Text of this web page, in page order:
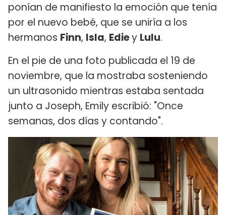
ponían de manifiesto la emoción que tenía
por el nuevo bebé, que se uniría a los
hermanos Finn, Isla, Ediey Lulu.
En el pie de una foto publicada el 19 de
noviembre, que la mostraba sosteniendo
un ultrasonido mientras estaba sentada
junto a Joseph, Emily escribió: "Once
semanas, dos días y contando".